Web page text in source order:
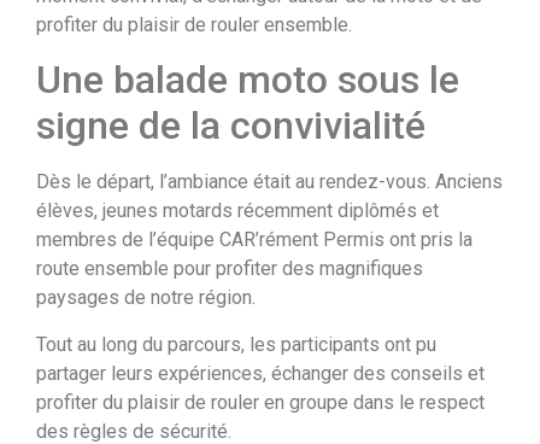
profiter du plaisir de rouler ensemble.
Une balade moto sous le
signe de la convivialité
Dès le départ, l’ambiance était au rendez-vous. Anciens
élèves, jeunes motards récemment diplômés et
membres de l’équipe CAR’rément Permis ont pris la
route ensemble pour profiter des magnifiques
paysages de notre région.
Tout au long du parcours, les participants ont pu
partager leurs expériences, échanger des conseils et
profiter du plaisir de rouler en groupe dans le respect
des règles de sécurité.